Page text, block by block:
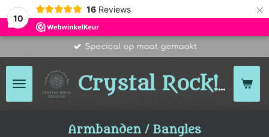
10
16 Reviews ×
Crystal Rock!
Speciaal op maat gemaakt
Armbanden / Bangles